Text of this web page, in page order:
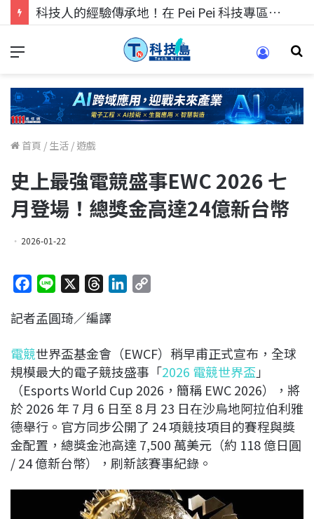
科技人的經驗傳承地！在 Pei Pei 科技專區，與學弟妹交流最硬核的技術
首頁 / 生活 / 遊戲
史上最強電競盛事EWC 2026 七
月登場！總獎金高達24億新台幣
2026-01-22
c
b
o
o
k
n
r
a
d
s
e
d
I
n
L
n
k
記者孟圓琦／編譯
電競世界盃基金會（EWCF）稍早甫正式宣布，全球
規模最大的電子競技盛事「2026 電競世界盃 」
（Esports World Cup 2026，簡稱 EWC 2026），將
於 2026 年 7 月 6 日至 8 月 23 日在沙烏地阿拉伯利雅
德舉行。官方同步公開了 24 項競技項目的賽程與獎
金配置，總獎金池高達 7,500 萬美元（約 118 億日圓
/ 24 億新台幣），刷新該賽事紀錄。